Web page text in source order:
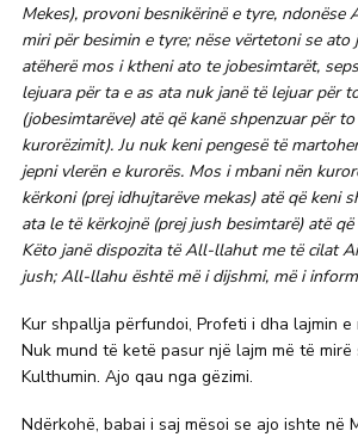
Mekes), provoni besnikërinë e tyre, ndonëse
miri për besimin e tyre; nëse vërtetoni se ato
atëherë mos i ktheni ato te jobesimtarët,
lejuara për ta e as ata nuk janë të lejuar për
(jobesimtarëve) atë që kanë shpenzuar për
kurorëzimit). Ju nuk keni pengesë të
jepni vlerën e kurorës. Mos i mbani nën
kërkoni (prej idhujtarëve mekas) atë që keni
ata le të kërkojnë (prej jush besimtarë) atë
Këto janë dispozita të All-llahut me të cilat
jush; All-llahu është më i dijshmi, më i
Kur shpallja përfundoi, Profeti i dha lajmin e
Nuk mund të ketë pasur një lajm më të mirë
Kulthumin. Ajo qau nga gëzimi.
Ndërkohë, babai i saj mësoi se ajo ishte në